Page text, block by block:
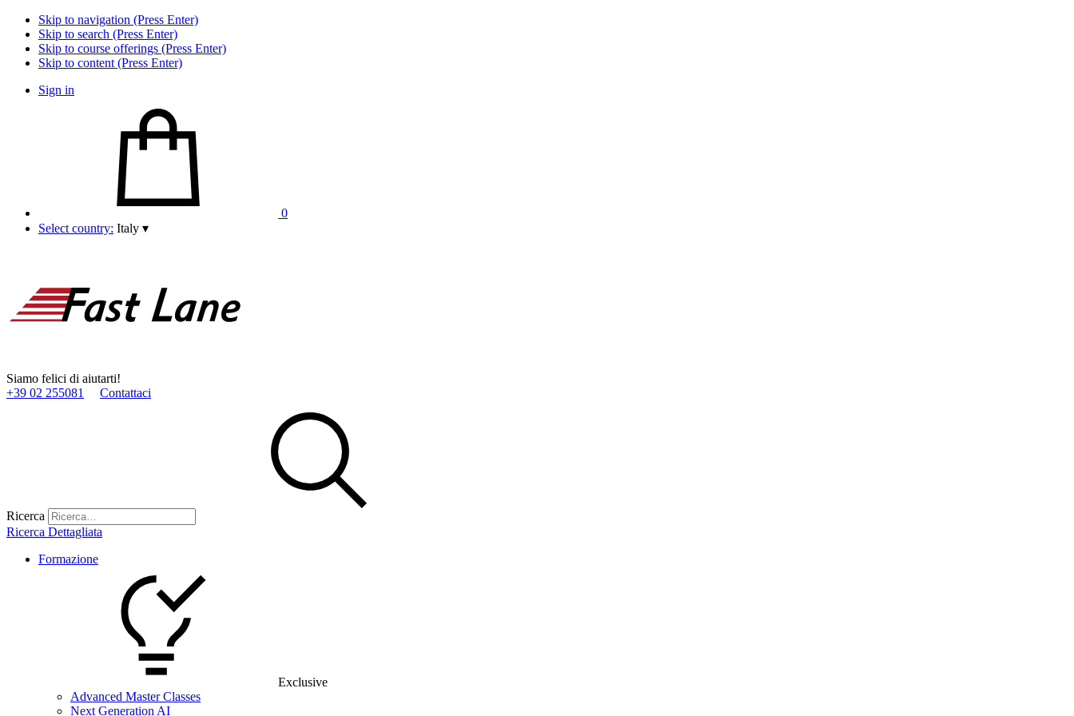
Skip to navigation (Press Enter)
Skip to search (Press Enter)
Skip to course offerings (Press Enter)
Skip to content (Press Enter)
Sign in
0
Select country: Italy ▾
Siamo felici di aiutarti!
+39 02 255081
Contattaci
Ricerca
Ricerca Dettagliata
Formazione
Exclusive
Advanced Master Classes
Next Generation AI